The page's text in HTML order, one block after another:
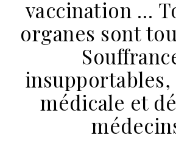
vaccination …
organes sont
insupportables,
médicale et